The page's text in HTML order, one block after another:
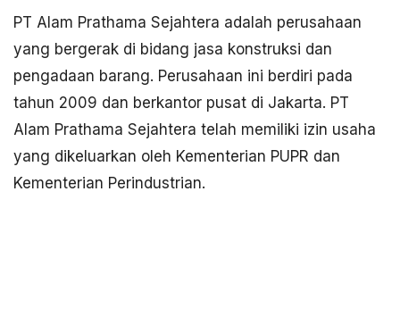
PT Alam Prathama Sejahtera adalah perusahaan
yang bergerak di bidang jasa konstruksi dan
pengadaan barang. Perusahaan ini berdiri pada
tahun 2009 dan berkantor pusat di Jakarta. PT
Alam Prathama Sejahtera telah memiliki izin usaha
yang dikeluarkan oleh Kementerian PUPR dan
Kementerian Perindustrian.